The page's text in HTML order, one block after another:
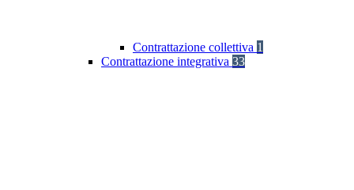
Contrattazione collettiva 1
Contrattazione integrativa 33